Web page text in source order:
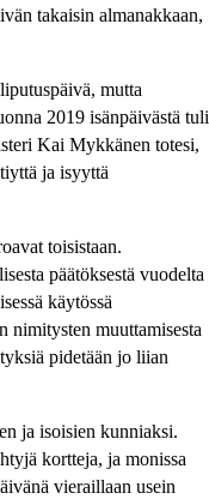
takaisin almanakkaan,
mutta
2019 isänpäivästä tuli
Kai Mykkänen totesi,
ja isyyttä
toisistaan.
päätöksestä vuodelta
käytössä
nimitysten muuttamisesta
pidetään jo liian
ja isoisien kunniaksi.
kortteja, ja monissa
vieraillaan usein